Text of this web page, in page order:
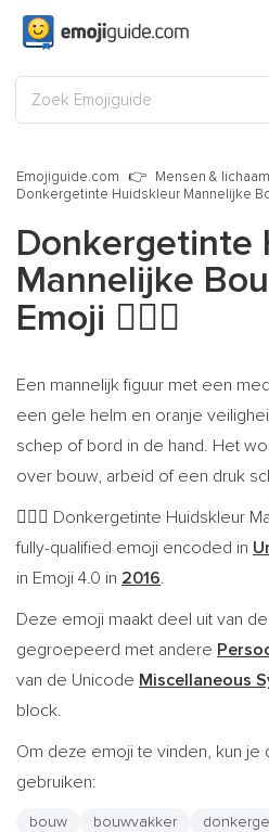
Emojiguide.com Mensen & lichaam
Donkergetinte Huidskleur Mannelijke
Donkergetinte
Mannelijke
Emoji 👷🏾‍♂️
Een mannelijk figuur met een
een gele helm en oranje
schep of bord in de hand. Het
over bouw, arbeid of een druk
👷🏾‍♂️ Donkergetinte Huidskleur
fully-qualified emoji encoded in
in Emoji 4.0 in 2016.
Deze emoji maakt deel uit van de
gegroepeerd met andere
van de Unicode Miscellaneous
block.
Om deze emoji te vinden, kun
gebruiken:
bouw bouwvakker